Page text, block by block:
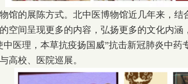
的展陈方式。北中医博物馆近几年来，结
空间呈现更多的内容，弘扬更多的文化内涵
医理，本草抗疫扬国威”抗击新冠肺炎中药
高校、医院巡展。